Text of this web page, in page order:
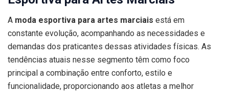
A moda esportiva para artes marciais está em
constante evolução, acompanhando as necessidades e
demandas dos praticantes dessas atividades físicas. As
tendências atuais nesse segmento têm como foco
principal a combinação entre conforto, estilo e
funcionalidade, proporcionando aos atletas a melhor